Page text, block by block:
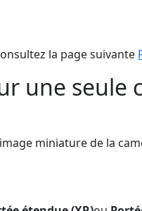
la page suivante
une seule
miniature de la